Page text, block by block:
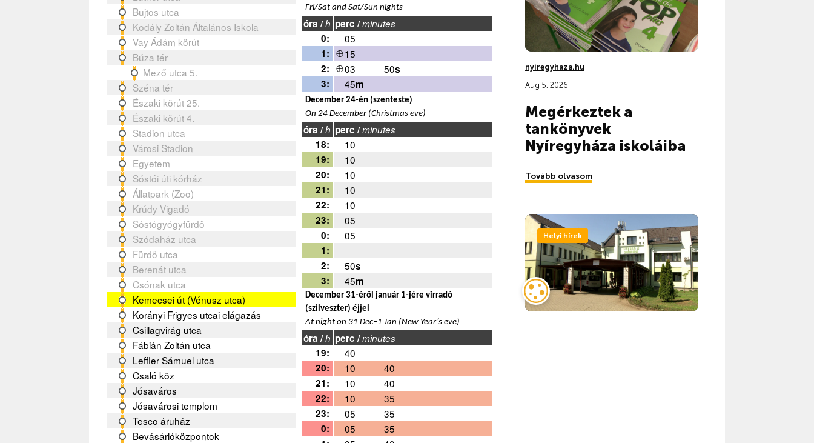
Bujtos utca
Kodály Zoltán Általános Iskola
Vay Ádám körút
Búza tér
Mező utca 5.
Széna tér
Északi körút 25.
Északi körút 4.
Stadion utca
Városi Stadion
Egyetem
Sóstói úti kórház
Állatpark (Zoo)
Krúdy Vigadó
Sóstógyógyfürdő
Szódaház utca
Fürdő utca
Berenát utca
Csónak utca
Kemecsei út (Vénusz utca)
Korányi Frigyes utcai elágazás
Csillagvirág utca
Fábián Zoltán utca
Leffler Sámuel utca
Csaló köz
Jósaváros
Jósavárosi templom
Tesco áruház
Bevásárlóközpontok
Fri/Sat and Sat/Sun nights
óra /h perc /minutes
0:
05
1:
15
2:
03 50s
3:
45m
December 24-én (szenteste)
On 24 December (Christmas eve)
óra /h perc /minutes
18:
10
19:
10
20:
10
21:
10
22:
10
23:
05
0:
05
1:
2:
50s
3:
45m
December 31-éről január 1-jére virradó
(szilveszter) éjjel
At night on 31 Dec–1 Jan (New Year’s eve)
óra /h perc /minutes
19:
40
20:
10
40
21:
10
40
22:
10
35
23:
05
35
0:
05
35